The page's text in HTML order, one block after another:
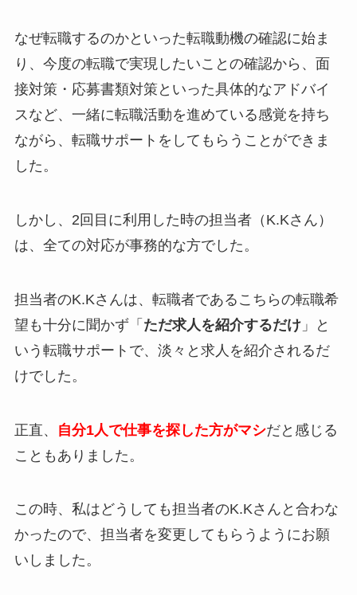
なぜ転職するのかといった転職動機の確認に始ま
り、今度の転職で実現したいことの確認から、面
接対策・応募書類対策といった具体的なアドバイ
スなど、 一緒に転職活動を進めている感覚を持ち
ながら、転職サポートをしてもらうことができま
した。
しかし、2回目に利用した時の担当者（K.Kさん）
は、 全ての対応が事務的な方でした。
担当者のK.Kさんは、転職者であるこちらの転職希
望も十分に聞かず「 ただ求人を紹介するだけ」と
いう転職サポートで、淡々と求人を紹介されるだ
けでした。
正直、 自分1人で仕事を探した方がマシだと感じる
こともありました。
この時、私はどうしても担当者のK.Kさんと合わな
かったので、担当者を変更してもらうようにお願
いしました。